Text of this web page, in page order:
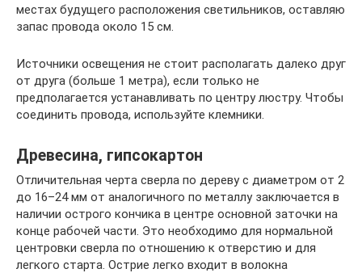
местах будущего расположения светильников, оставляю
запас провода около 15 см.
Источники освещения не стоит располагать далеко друг
от друга (больше 1 метра), если только не
предполагается устанавливать по центру люстру. Чтобы
соединить провода, используйте клемники.
Древесина, гипсокартон
Отличительная черта сверла по дереву с диаметром от 2
до 16–24 мм от аналогичного по металлу заключается в
наличии острого кончика в центре основной заточки на
конце рабочей части. Это необходимо для нормальной
центровки сверла по отношению к отверстию и для
легкого старта. Острие легко входит в волокна